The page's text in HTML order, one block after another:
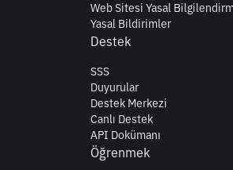
Web Sitesi Yasal
Yasal Bildirimler
Destek
SSS
Duyurular
Destek Merkezi
Canlı Destek
API Dokümanı
Öğrenmek